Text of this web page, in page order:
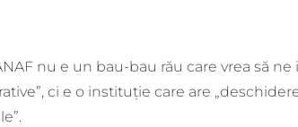
nu e un bau-bau rău care vrea să ne
ci e o instituție care are